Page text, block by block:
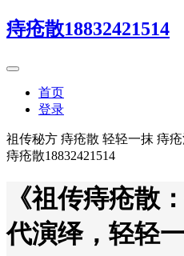
痔疮散18832421514
首页
登录
祖传秘方 痔疮散 轻轻一抹 痔
痔疮散18832421514
《祖传痔疮散
代演绎，轻轻